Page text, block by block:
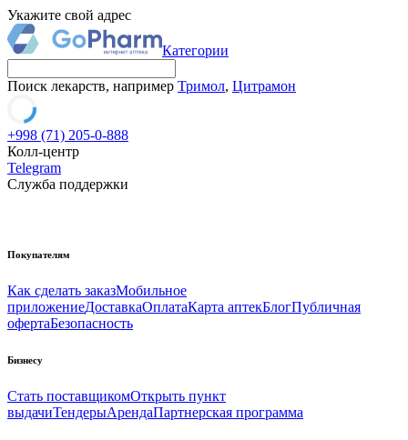
Укажите свой адрес
Категории
Поиск лекарств, например Тримол, Цитрамон
+998 (71) 205-0-888
Колл-центр
Telegram
Служба поддержки
Покупателям
Как сделать заказМобильное
приложениеДоставкаОплатаКарта аптекБлогПубличная
офертаБезопасность
Бизнесу
Стать поставщикомОткрыть пункт
выдачиТендерыАрендаПартнерская программа